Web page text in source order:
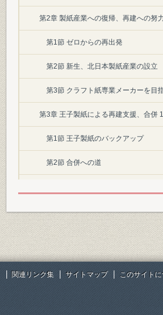
第2章 製紙産業への復帰、再建への
第1節 ゼロからの再出発
第2節 新生、北日本製紙産業の設立
第3節 クラフト紙専業メーカーを目
第3章 王子製紙による再建支援、合
第1節 王子製紙のバックアップ
第2節 合併への道
1. 役員在任期間一覧
2. 資本金・売上高・損益の推移
3. 生産量の推移
関連リンク集 サイトマップ このサイト